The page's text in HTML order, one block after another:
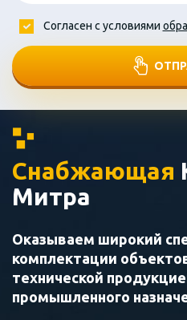
Согласен с условиями
Снабжающая
Митра
Оказываем широкий
комплектации
технической
промышленного